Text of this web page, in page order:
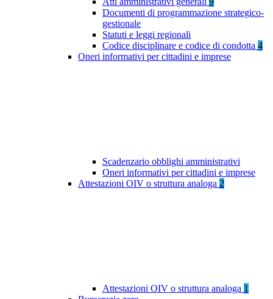
Documenti di programmazione strategico-
gestionale
Statuti e leggi regionali
Codice disciplinare e codice di condotta 4
Oneri informativi per cittadini e imprese
Scadenzario obblighi amministrativi
Oneri informativi per cittadini e imprese
Attestazioni OIV o struttura analoga 2
Attestazioni OIV o struttura analoga 1